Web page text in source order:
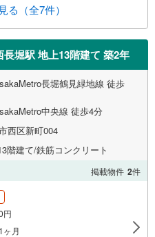
る（全7件）
堀駅 地上13階建て 築2年
長堀鶴見緑地線 徒歩
中央線 徒歩4分
西区新町004
階建て/鉄筋コンクリート
掲載物件 2件
円
1ヶ月